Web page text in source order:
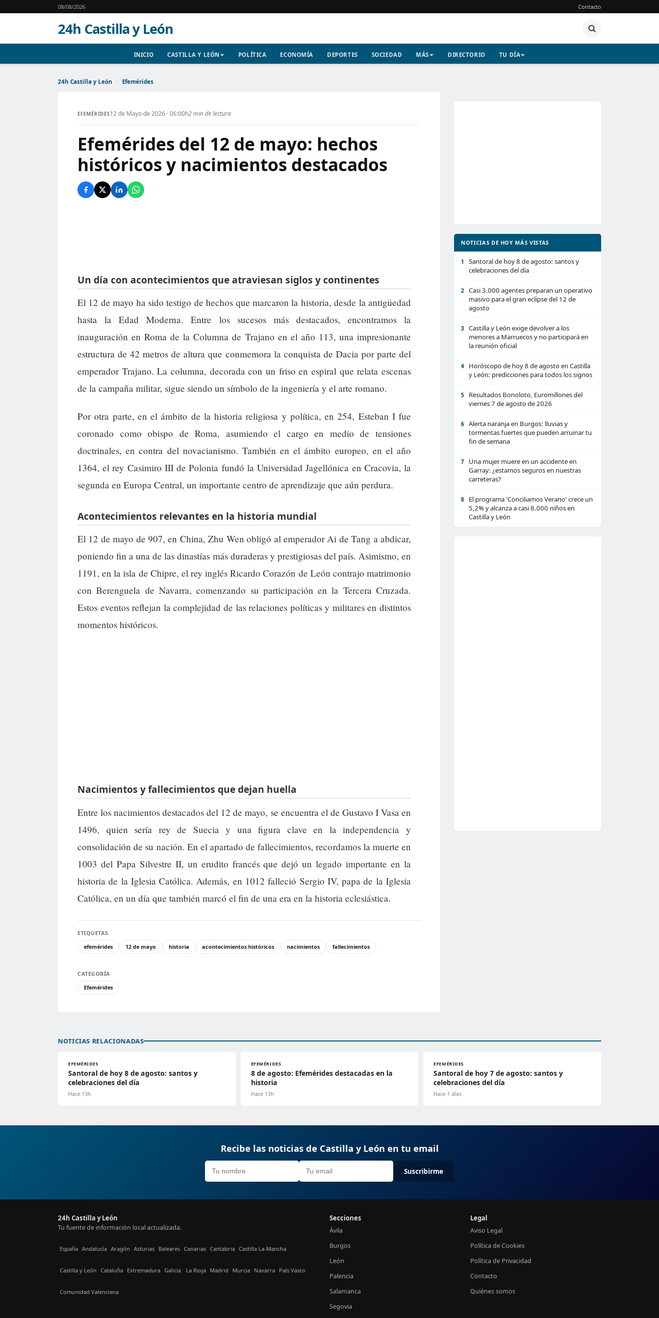
08/08/2026 Contacto
24h Castilla y León
INICIO CASTILLA Y LEÓN POLÍTICA ECONOMÍA DEPORTES SOCIEDAD MÁS DIRECTORIO TU DÍA
24h Castilla y León › Efemérides
EFEMÉRIDES12 de Mayo de 2026 · 06:00h2 min de lectura
Efemérides del 12 de mayo: hechos
históricos y nacimientos destacados
Un día con acontecimientos que atraviesan siglos y continentes
El 12 de mayo ha sido testigo de hechos que marcaron la historia, desde la antigüedad
hasta la Edad Moderna. Entre los sucesos más destacados, encontramos la
inauguración en Roma de la Columna de Trajano en el año 113, una impresionante
estructura de 42 metros de altura que conmemora la conquista de Dacia por parte del
emperador Trajano. La columna, decorada con un friso en espiral que relata escenas
de la campaña militar, sigue siendo un símbolo de la ingeniería y el arte romano.
Por otra parte, en el ámbito de la historia religiosa y política, en 254, Esteban I fue
coronado como obispo de Roma, asumiendo el cargo en medio de tensiones
doctrinales, en contra del novacianismo. También en el ámbito europeo, en el año
1364, el rey Casimiro III de Polonia fundó la Universidad Jagellónica en Cracovia, la
segunda en Europa Central, un importante centro de aprendizaje que aún perdura.
Acontecimientos relevantes en la historia mundial
El 12 de mayo de 907, en China, Zhu Wen obligó al emperador Ai de Tang a abdicar,
poniendo fin a una de las dinastías más duraderas y prestigiosas del país. Asimismo, en
1191, en la isla de Chipre, el rey inglés Ricardo Corazón de León contrajo matrimonio
con Berenguela de Navarra, comenzando su participación en la Tercera Cruzada.
Estos eventos reflejan la complejidad de las relaciones políticas y militares en distintos
momentos históricos.
Nacimientos y fallecimientos que dejan huella
Entre los nacimientos destacados del 12 de mayo, se encuentra el de Gustavo I Vasa en
1496, quien sería rey de Suecia y una figura clave en la independencia y
consolidación de su nación. En el apartado de fallecimientos, recordamos la muerte en
1003 del Papa Silvestre II, un erudito francés que dejó un legado importante en la
historia de la Iglesia Católica. Además, en 1012 falleció Sergio IV, papa de la Iglesia
Católica, en un día que también marcó el fin de una era en la historia eclesiástica.
ETIQUETAS
efemérides
12 de mayo historia acontecimientos históricos nacimientos fallecimientos
CATEGORÍA
Efemérides
NOTICIAS DE HOY MÁS VISTAS
1
Santoral de hoy 8 de agosto: santos y
celebraciones del día
2
Casi 3.000 agentes preparan un operativo
masivo para el gran eclipse del 12 de
agosto
3
Castilla y León exige devolver a los
menores a Marruecos y no participará en
la reunión oficial
4
Horóscopo de hoy 8 de agosto en Castilla
y León: predicciones para todos los signos
5
Resultados Bonoloto, Euromillones del
viernes 7 de agosto de 2026
6
Alerta naranja en Burgos: lluvias y
tormentas fuertes que pueden arruinar tu
fin de semana
7
Una mujer muere en un accidente en
Garray: ¿estamos seguros en nuestras
carreteras?
8
El programa 'Conciliamos Verano' crece un
5,2% y alcanza a casi 8.000 niños en
Castilla y León
NOTICIAS RELACIONADAS
EFEMÉRIDES
Santoral de hoy 8 de agosto: santos y
celebraciones del día
Hace 13h
EFEMÉRIDES
8 de agosto: Efemérides destacadas en la
historia
Hace 13h
EFEMÉRIDES
Santoral de hoy 7 de agosto: santos y
celebraciones del día
Hace 1 días
Recibe las noticias de Castilla y León en tu email
Suscribirme
24h Castilla y León
Tu fuente de información local actualizada.
España Andalucía Aragón Asturias Baleares Canarias Cantabria Castilla La-Mancha
Castilla y León Cataluña Extremadura Galicia La Rioja Madrid Murcia Navarra País Vasco
Comunidad Valenciana
Secciones
Ávila
Burgos
León
Palencia
Salamanca
Segovia
Legal
Aviso Legal
Política de Cookies
Política de Privacidad
Contacto
Quiénes somos